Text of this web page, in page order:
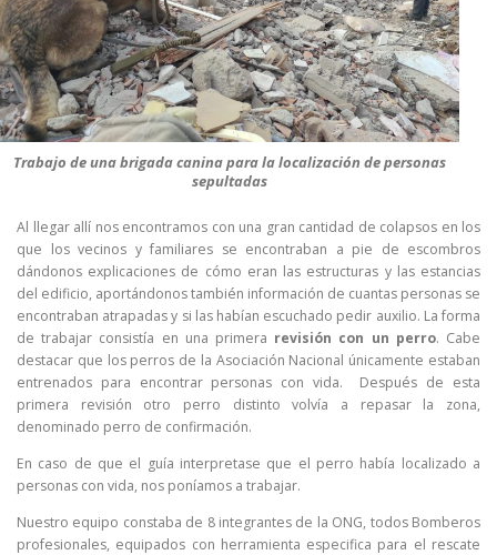
Trabajo de una brigada canina para la localización de personas
sepultadas
Al llegar allí nos encontramos con una gran cantidad de colapsos en los
que los vecinos y familiares se encontraban a pie de escombros
dándonos explicaciones de cómo eran las estructuras y las estancias
del edificio, aportándonos también información de cuantas personas se
encontraban atrapadas y si las habían escuchado pedir auxilio. La forma
de trabajar consistía en una primera revisión con un perro. Cabe
destacar que los perros de la Asociación Nacional únicamente estaban
entrenados para encontrar personas con vida. Después de esta
primera revisión otro perro distinto volvía a repasar la zona,
denominado perro de confirmación.
En caso de que el guía interpretase que el perro había localizado a
personas con vida, nos poníamos a trabajar.
Nuestro equipo constaba de 8 integrantes de la ONG, todos Bomberos
profesionales, equipados con herramienta especifica para el rescate